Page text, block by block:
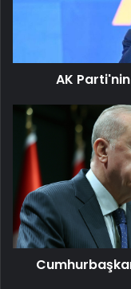
AK
Cumhurbaşkanı
Erdoğan'dan
yeni
mesajı